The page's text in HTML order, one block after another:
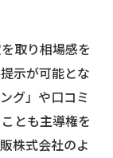
取り相場感を
示が可能とな
グ」や口コミ
とも主導権を
株式会社のよ